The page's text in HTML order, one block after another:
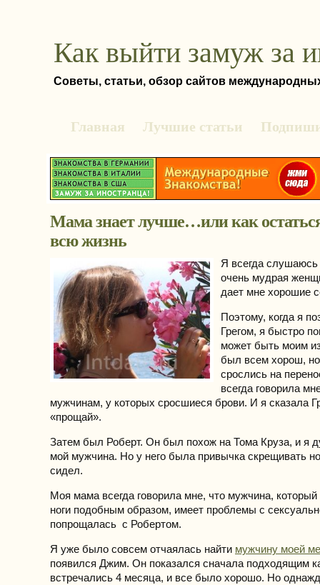
Как выйти замуж за
Советы, статьи, обзор сайтов
Главная Лучшие статьи
Мама знает лучше…или как
всю жизнь
Я всегда
очень мудрая
дает мне хорошие
Поэтому, когда я
Грегом, я быстро
может быть моим
был всем хорош, но
срослись на
всегда говорила
мужчинам, у которых сросшиеся брови. И я сказала
«прощай».
Затем был Роберт. Он был похож на Тома Круза, и я
мой мужчина. Но у него была привычка скрещивать
сидел.
Моя мама всегда говорила мне, что мужчина,
ноги подобным образом, имеет проблемы с
попрощалась с Робертом.
Я уже было совсем отчаялась найти мужчину моей
появился Джим. Он показался сначала подходящим
встречались 4 месяца, и все было хорошо. Но